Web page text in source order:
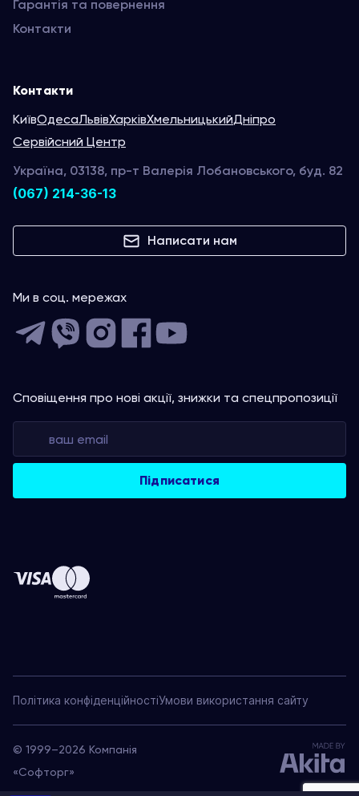
Гарантія та повернення
Контакти
Контакти
КиївОдесаЛьвівХарківХмельницькийДніпро
Сервійсний Центр
Україна, 03138, пр-т Валерія Лобановського, буд. 82
(067) 214-36-13
Написати нам
Ми в соц. мережах
Сповіщення про нові акції, знижки та спецпропозиції
© 1999–2026 Компанія
«Софторг»
Політика конфіденційностіУмови використання сайту